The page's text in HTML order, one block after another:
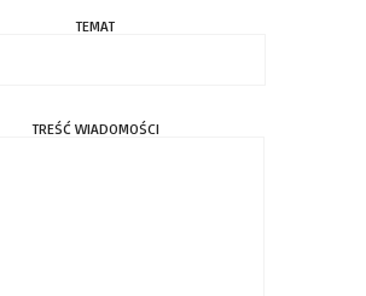
TEMAT
TREŚĆ WIADOMOŚCI